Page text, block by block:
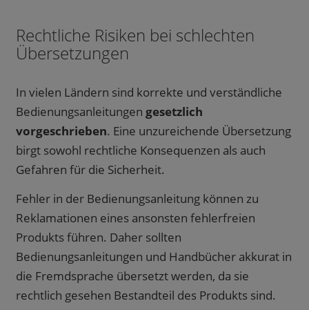
Rechtliche Risiken bei schlechten
Übersetzungen
In vielen Ländern sind korrekte und verständliche
Bedienungsanleitungen gesetzlich
vorgeschrieben. Eine unzureichende Übersetzung
birgt sowohl rechtliche Konsequenzen als auch
Gefahren für die Sicherheit.
Fehler in der Bedienungsanleitung können zu
Reklamationen eines ansonsten fehlerfreien
Produkts führen. Daher sollten
Bedienungsanleitungen und Handbücher akkurat in
die Fremdsprache übersetzt werden, da sie
rechtlich gesehen Bestandteil des Produkts sind.